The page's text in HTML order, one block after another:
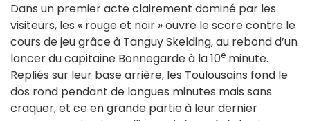
Dans un premier acte clairement dominé par les
visiteurs, les « rouge et noir » ouvre le score contre le
cours de jeu grâce à Tanguy Skelding, au rebond d’un
lancer du capitaine Bonnegarde à la 10e minute.
Repliés sur leur base arrière, les Toulousains fond le
dos rond pendant de longues minutes mais sans
craquer, et ce en grande partie à leur dernier